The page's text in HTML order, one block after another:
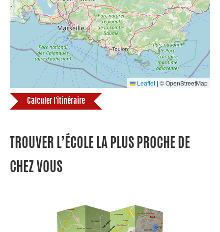
Leaflet | © OpenStreetMap
Calculer l'itinéraire
TROUVER L’ÉCOLE LA PLUS PROCHE DE
CHEZ VOUS